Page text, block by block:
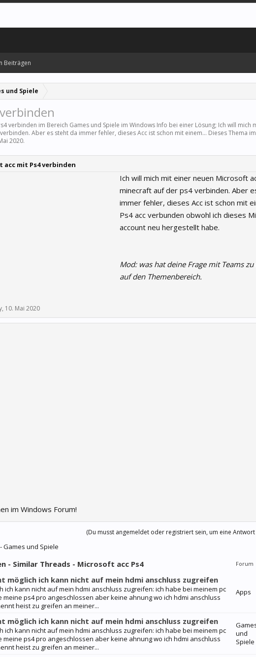
und Spiele
verbinden im Bereich Games und Spiele im Windows Info bei einer Lösung; Ich will mich
Aber es steht da immer fehler, dieses Acc ist schon mit einem... Dieses Thema
2020.
acc mit Ps4 verbinden
Ich will mich mit einer neuen Microsoft
minecraft auf der ps4 verbinden. Aber
immer fehler, dieses Acc ist schon mit
Ps4 acc verbunden obwohl ich dieses
account neu hergestellt habe.
Mod: was hat deine Frage mit Teams
auf den Themenbereich.
, 10. Mai 2020
im Windows Forum!
(Du musst angemeldet oder registriert sein, um eine
Games und Spiele
- Similar Threads - Microsoft acc Ps4 Forum
möglich ich kann nicht auf mein hdmi anschluss zugreifen
ich kann nicht auf mein hdmi anschluss zugreifen: ich habe bei meinem pc
ps4 pro angeschlossen aber keine ahnung wo ich hdmi anschluss
heist zu greifen an meiner...
Apps
möglich ich kann nicht auf mein hdmi anschluss zugreifen
ich kann nicht auf mein hdmi anschluss zugreifen: ich habe bei meinem pc
ps4 pro angeschlossen aber keine ahnung wo ich hdmi anschluss
heist zu greifen an meiner...
und
Spiele
Beiträgen